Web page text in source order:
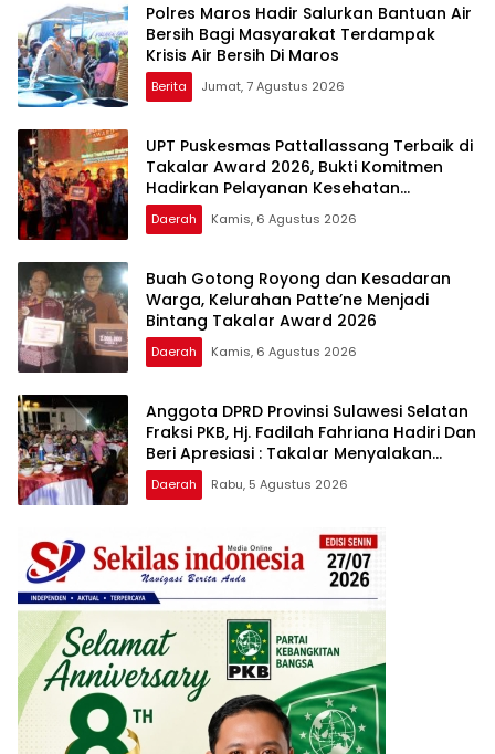
Polres Maros Hadir Salurkan Bantuan Air
Bersih Bagi Masyarakat Terdampak
Krisis Air Bersih Di Maros
Berita Jumat, 7 Agustus 2026
UPT Puskesmas Pattallassang Terbaik di
Takalar Award 2026, Bukti Komitmen
Hadirkan Pelayanan Kesehatan
Berkualitas
Daerah Kamis, 6 Agustus 2026
Buah Gotong Royong dan Kesadaran
Warga, Kelurahan Patte’ne Menjadi
Bintang Takalar Award 2026
Daerah Kamis, 6 Agustus 2026
Anggota DPRD Provinsi Sulawesi Selatan
Fraksi PKB, Hj. Fadilah Fahriana Hadiri Dan
Beri Apresiasi : Takalar Menyalakan
Lentera Pengabdian Melalui Malam
Apresiasi dan Inovasi Award 2026
Daerah Rabu, 5 Agustus 2026